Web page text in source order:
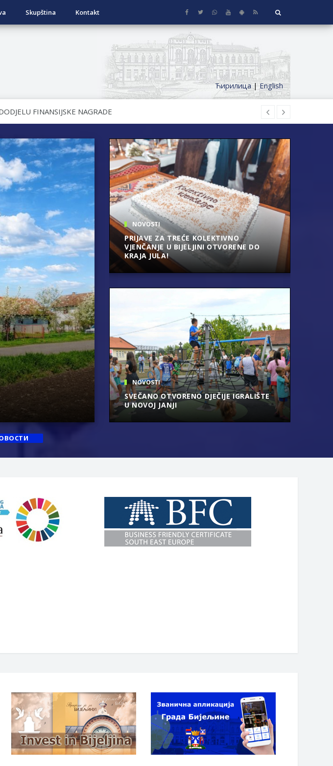
Skupština Kontakt
Ћирилица|English
KUPOVINE SEOSKE KUĆE SA OKUĆNICOM NA TERITORIJI
NA GRADSKI MJESEČNI BORAČKI DODATAK ZA DEMOBILISANE BORCE
DVORIŠTE ZAJEDNICA ETAŽNIH VLASNIKA I JAVNI
osnovcima
novembra
FINANSIJSKE NAGRADE
EKIPA I
INFORMISANJE,
BLAGOVREMENO
ZA SUZBIJANJE AFRIČKE
31. jul 2026. godine
NOVOSTI
PRIJAVE ZA TREĆE KOLEKTIVNO
VJENČANJE U BIJELJINI OTVORENE DO
KRAJA JULA!
NOVOSTI
SVEČANO OTVORENO DJEČIJE IGRALIŠTE
U NOVOJ JANJI